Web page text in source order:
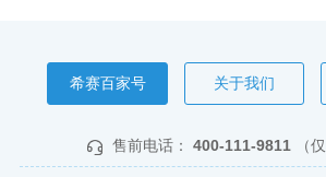
希赛百家号 关于我们
售前电话： 400-111-9811 （